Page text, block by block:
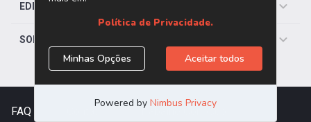
EDITORIAS
SOBRE O JOTA
FAQ Trabalhe Conosco